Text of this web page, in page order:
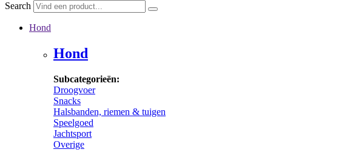
Search
Hond
Hond
Subcategorieën:
Droogvoer
Snacks
Halsbanden, riemen & tuigen
Speelgoed
Jachtsport
Overige